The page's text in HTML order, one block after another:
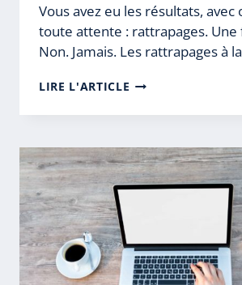
Vous avez eu les résultats, avec
toute attente : rattrapages. Une
Non. Jamais. Les rattrapages à
LIRE L'ARTICLE LES
À
FAC
DE
DROIT
ET
CONSEILS
EFFICACES